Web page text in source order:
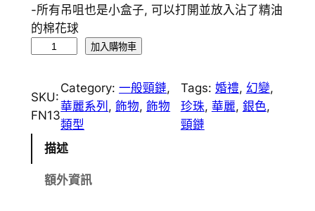
-所有吊咀也是小盒子, 可以打開並放入沾了精油
的棉花球
3
珍
珠
加入購物車
SKU:
FN13
Category:一般頸鏈
華麗系列 , 飾物, 飾物
類型
Tags: 婚禮, 幻變
珍珠, 華麗, 銀色
頸鏈
描述
額外資訊